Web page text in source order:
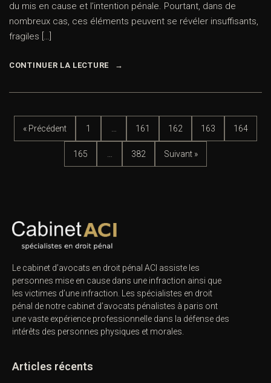
du mis en cause et l’intention pénale. Pourtant, dans de
nombreux cas, ces éléments peuvent se révéler insuffisants,
fragiles […]
CONTINUER LA LECTURE
« Précédent 1 161 162 163 164
165 382 Suivant »
Le cabinet d’avocats en droit pénal ACI assiste les
personnes mise en cause dans une infraction ainsi que
les victimes d’une infraction. Les spécialistes en droit
pénal de notre cabinet d’avocats pénalistes à paris ont
une vaste expérience professionnelle dans la défense des
intérêts des personnes physiques et morales.
Articles récents